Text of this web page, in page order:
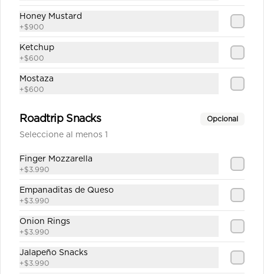
$1.890
Honey Mustard
+$900
Ketchup
+$600
Mostaza
+$600
Roadtrip Snacks Opcional
Seleccione al menos 1
Finger Mozzarella
+$3.990
Empanaditas de Queso
+$3.990
Onion Rings
+$3.990
Jalapeño Snacks
+$3.990